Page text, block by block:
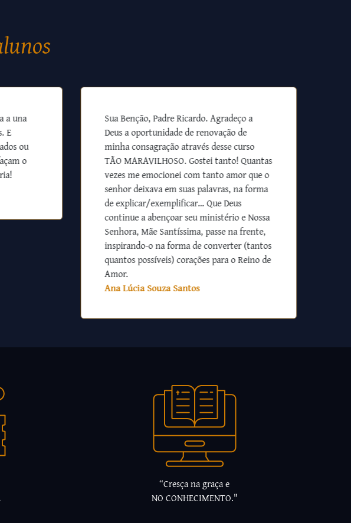
a una
E
ou
o
Sua Benção, Padre Ricardo. Agradeço a
Deus a oportunidade de renovação de
minha consagração através desse curso
TÃO MARAVILHOSO. Gostei tanto! Quantas
vezes me emocionei com tanto amor que o
senhor deixava em suas palavras, na forma
de explicar/exemplificar… Que Deus
continue a abençoar seu ministério e Nossa
Senhora, Mãe Santíssima, passe na frente,
inspirando-o na forma de converter (tantos
quantos possíveis) corações para o Reino de
Amor.
Ana Lúcia Souza Santos
“Cresça na graça e
NO CONHECIMENTO."